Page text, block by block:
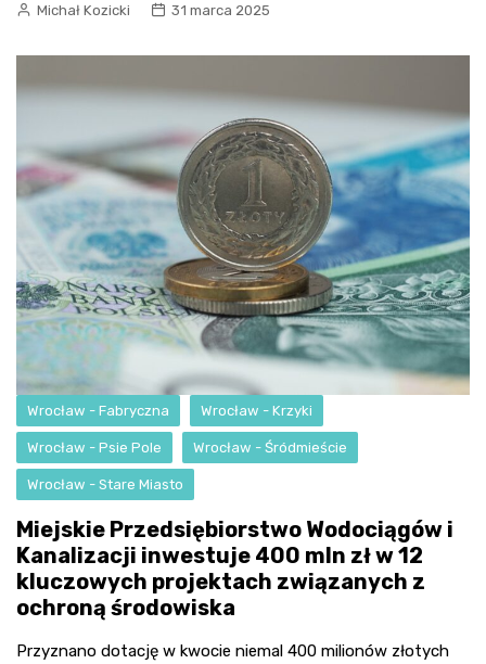
Michał Kozicki 31 marca 2025
Wrocław - Fabryczna Wrocław - Krzyki
Wrocław - Psie Pole Wrocław - Śródmieście
Wrocław - Stare Miasto
Miejskie Przedsiębiorstwo Wodociągów i
Kanalizacji inwestuje 400 mln zł w 12
kluczowych projektach związanych z
ochroną środowiska
Przyznano dotację w kwocie niemal 400 milionów złotych